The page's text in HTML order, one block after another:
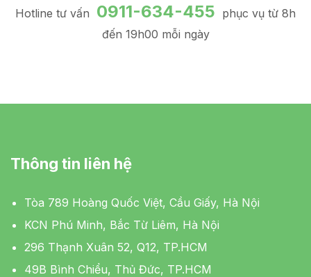
Hotline tư vấn 0911-634-455 phục vụ từ 8h
đến 19h00 mỗi ngày
Thông tin liên hệ
Tòa 789 Hoàng Quốc Việt, Cầu Giấy, Hà Nội
KCN Phú Minh, Bắc Từ Liêm, Hà Nội
296 Thạnh Xuân 52, Q12, TP.HCM
49B Bình Chiểu, Thủ Đức, TP.HCM